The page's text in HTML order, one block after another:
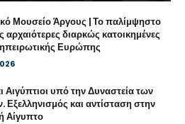
Μουσείο Άργους | Το παλίμψηστο
αρχαιότερες διαρκώς κατοικημένες
Ευρώπης
Αιγύπτιοι υπό την Δυναστεία των
Εξελληνισμός και αντίσταση στην
Αίγυπτο